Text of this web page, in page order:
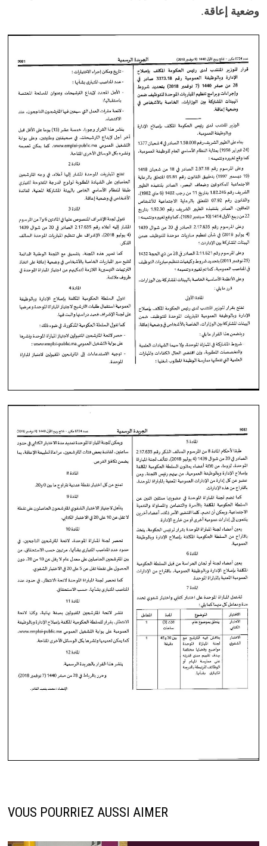
وضعية إعاقة.
VOUS POURRIEZ AUSSI AIMER